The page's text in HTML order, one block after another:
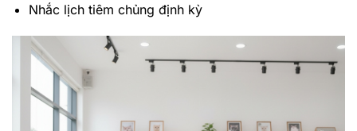
Nhắc lịch tiêm chủng định kỳ